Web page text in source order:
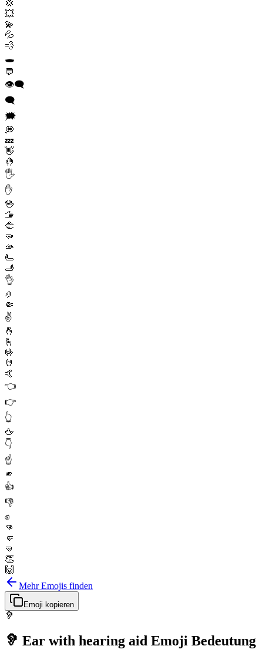
💢
💥
💫
💦
💨
🕳️
💬
👁️‍🗨️
🗨️
🗯️
💭
💤
👋
🤚
🖐️
✋
🖖
🫱
🫲
🫳
🫴
🫷
🫸
👌
🤌
🤏
✌️
🤞
🫰
🤟
🤘
🤙
👈
👉
👆
🖕
👇
☝️
🫵
👍
👎
✊
👊
🤛
🤜
👏
🙌
Mehr Emojis finden
Emoji kopieren
🦻
🦻 Ear with hearing aid Emoji Bedeutung